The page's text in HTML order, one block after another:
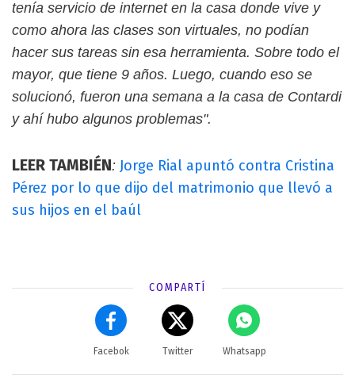
tenía servicio de internet en la casa donde vive y
como ahora las clases son virtuales, no podían
hacer sus tareas sin esa herramienta. Sobre todo el
mayor, que tiene 9 años. Luego, cuando eso se
solucionó, fueron una semana a la casa de Contardi
y ahí hubo algunos problemas".
LEER TAMBIÉN: Jorge Rial apuntó contra Cristina
Pérez por lo que dijo del matrimonio que llevó a
sus hijos en el baúl
COMPARTÍ
Facebok Twitter Whatsapp